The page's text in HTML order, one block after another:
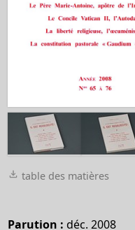
table des matières
Parution : déc. 2008